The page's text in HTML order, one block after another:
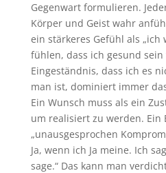
Gegenwart formulieren.
Körper und Geist wahr
ein stärkeres Gefühl als „ich
fühlen, dass ich gesund
Eingeständnis, dass ich es
man ist, dominiert immer
Ein Wunsch muss als ein
um realisiert zu werden. Ein
„unausgesprochen
Ja, wenn ich Ja meine. Ich
sage.“ Das kann man